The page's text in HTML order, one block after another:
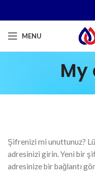
MENU
My
Şifrenizi mi unuttunuz?
adresinizi girin. Yeni bir
adresinize bir bağlantı